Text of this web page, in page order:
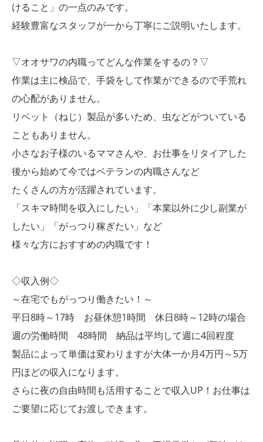
けること」の一点のみです。
経験豊富なスタッフが一から丁寧にご説明いたします。
▽オオサワの内職ってどんな作業をするの？▽
作業は主に検品で、手袋をして作業ができるので手荒れ
の心配がありません。
リベット（ねじ）製品が多いため、虫などがついている
こともありません。
小さなお子様のいるママさんや、お仕事をリタイアした
後から始めて今ではベテランの内職さんなど
たくさんの方が活躍されています。
「スキマ時間を収入にしたい」「本業以外に少し副業が
したい」「がっつり稼ぎたい」など
様々な方におすすめの内職です！
◇収入例◇
～在宅でもがっつり働きたい！～
平日8時～17時 お昼休憩1時間 休日8時～12時の場合
週の労働時間 48時間 納品は平均して週に4回程度
製品によって単価は変わりますが大体一か月4万円～5万
円ほどの収入になります。
さらに夜の自由時間も活用することで収入UP！お仕事は
ご要望に応じてお渡しできます。